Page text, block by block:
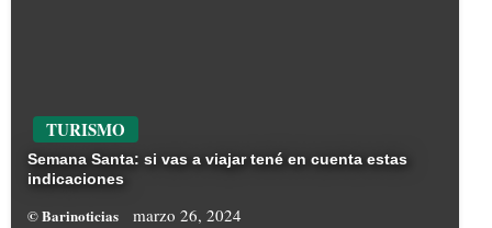
TURISMO
Semana Santa: si vas a viajar tené en cuenta estas
indicaciones
© Barinoticias marzo 26, 2024